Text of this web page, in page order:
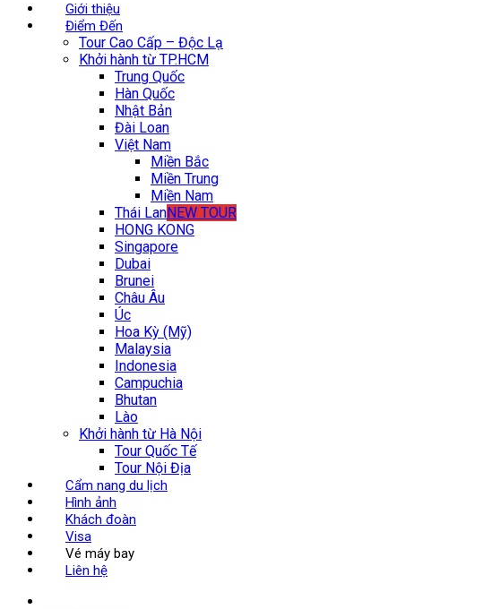
Giới thiệu
Điểm Đến
Tour Cao Cấp – Độc Lạ
Khởi hành từ TP.HCM
Trung Quốc
Hàn Quốc
Nhật Bản
Đài Loan
Việt Nam
Miền Bắc
Miền Trung
Miền Nam
Thái LanNEW TOUR
HONG KONG
Singapore
Dubai
Brunei
Châu Âu
Úc
Hoa Kỳ (Mỹ)
Malaysia
Indonesia
Campuchia
Bhutan
Lào
Khởi hành từ Hà Nội
Tour Quốc Tế
Tour Nội Địa
Cẩm nang du lịch
Hình ảnh
Khách đoàn
Visa
Vé máy bay
Liên hệ